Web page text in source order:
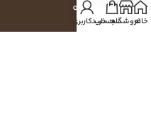
09304049099
ساعت پاسخگویی:
خانهفروشگاهسبد خرید
حساب کاربری من